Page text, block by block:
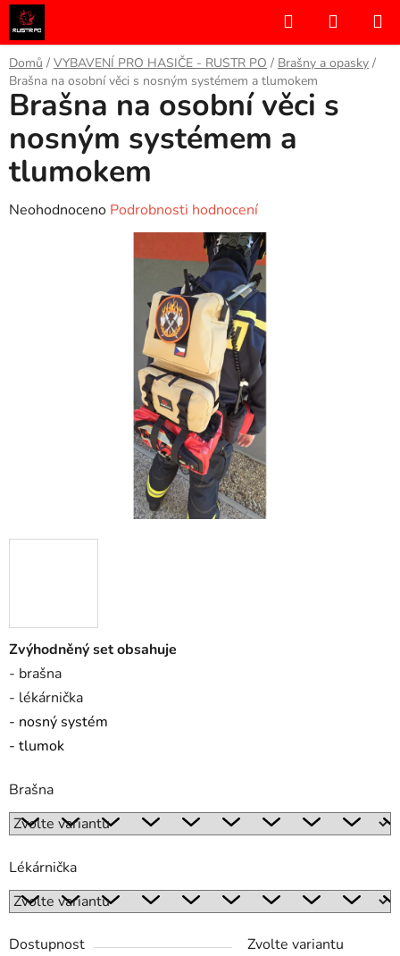
Přejít
na
obsah
Hledat
KOŠÍK
Domů / VYBAVENÍ PRO HASIČE - RUSTR PO / Brašny a opasky /
Brašna na osobní věci s nosným systémem a tlumokem
Zvýhodněný set obsahuje
- brašna
- lékárnička
- nosný systém
- tlumok
Brašna
Lékárnička
Dostupnost
Zvolte variantu
Brašna na osobní věci s
nosným systémem a
tlumokem
Průměrné
Neohodnoceno Podrobnosti hodnocení